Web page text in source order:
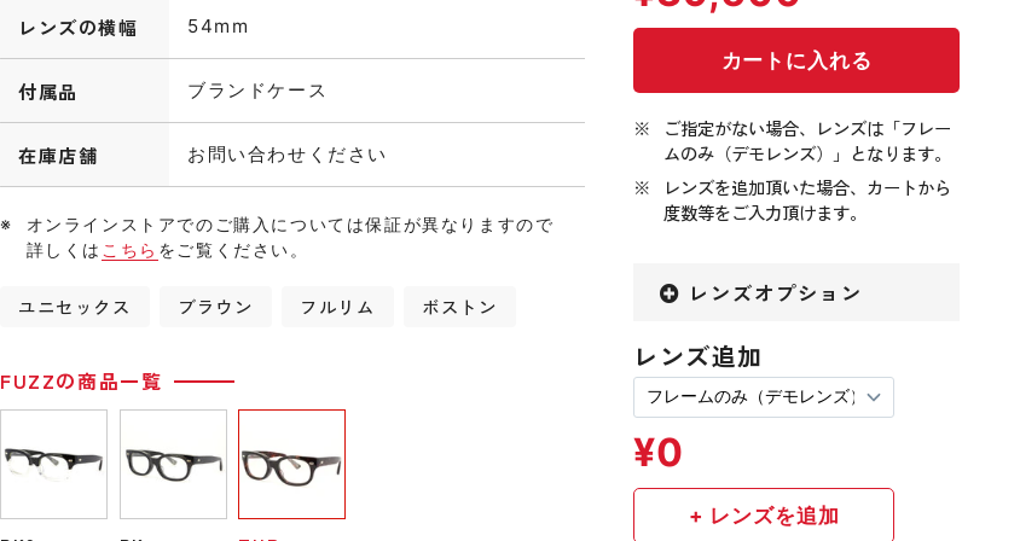
ご指定がない場合、レンズは「フレー
ムのみ（デモレンズ）」となります。
レンズを追加頂いた場合、カートから
度数等をご入力頂けます。
レンズオプション
レンズ追加
レンズの横幅 54mm
付属品 ブランドケース
在庫店舗 お問い合わせください
オンラインストアでのご購入については保証が異なりますので
詳しくは こちら をご覧ください。
ユニセックス ブラウン フルリム ボストン
FUZZの商品一覧